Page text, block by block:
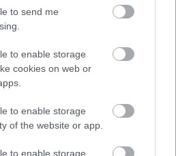
to send me
to enable storage
cookies on web or
to enable storage
of the website or app.
to enable storage
podporiť k druhej vlne
kvitnutia?